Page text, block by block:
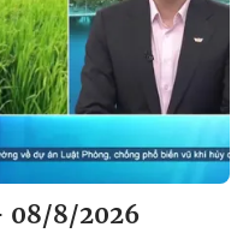
08/8/2026